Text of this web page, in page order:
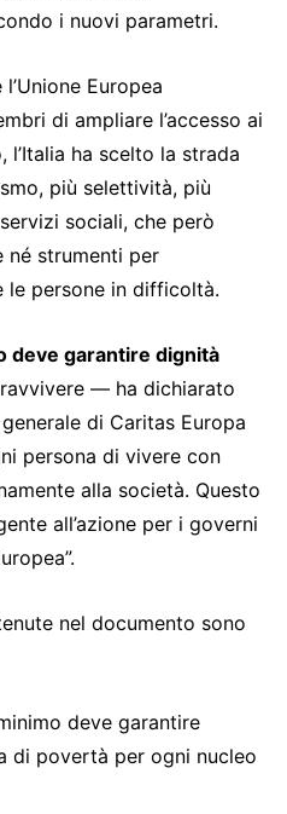
i nuovi parametri.
Europea
di ampliare l’accesso ai
ha scelto la strada
più selettività, più
sociali, che però
né strumenti per
le persone in difficoltà.
deve garantire dignità
— ha dichiarato
di Caritas Europa
persona di vivere con
alla società. Questo
all’azione per i governi
nel documento sono
deve garantire
di povertà per ogni nucleo